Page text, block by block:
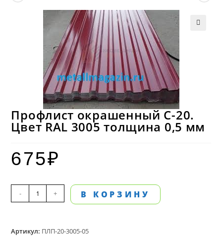
Профлист окрашенный С-20.
Цвет RAL 3005 толщина 0,5 мм
675₽
Количество
товара
окрашенный
- + В КОРЗИНУ
Артикул: ПЛП-20-3005-05